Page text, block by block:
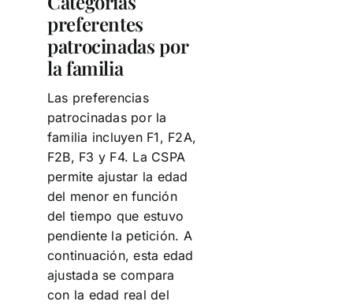
preferentes
patrocinadas por
la familia
Las preferencias
patrocinadas por la
familia incluyen F1, F2A,
F2B, F3 y F4. La CSPA
permite ajustar la edad
del menor en función
del tiempo que estuvo
pendiente la petición. A
continuación, esta edad
ajustada se compara
con la edad real del